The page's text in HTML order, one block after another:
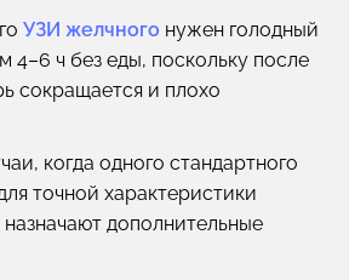
УЗИ желчного нужен голодный
ч без еды, поскольку после
сокращается и плохо
когда одного стандартного
точной характеристики
дополнительные